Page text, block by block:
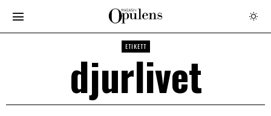
ETIKETT
djurlivet